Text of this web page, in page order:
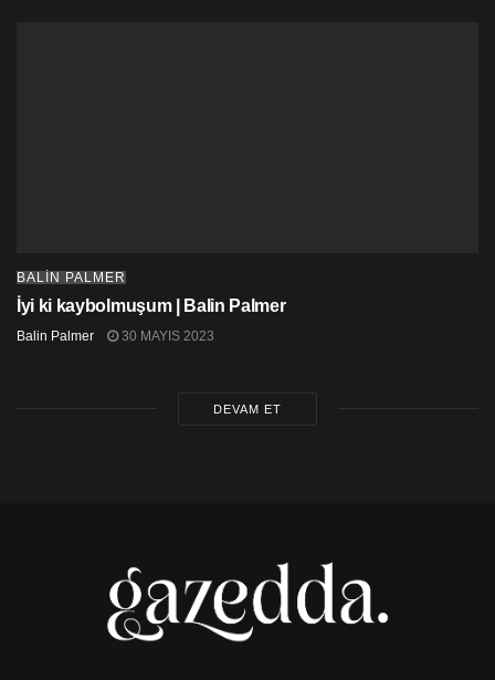
BALIN PALMER
İyi ki kaybolmuşum | Balin Palmer
Balin Palmer 30 MAYIS 2023
DEVAM ET